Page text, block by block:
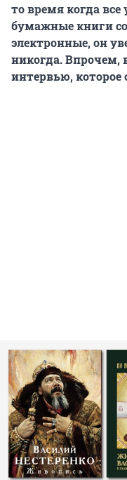
то время когда
бумажные книги
электронные, он
никогда. Впрочем,
интервью, которое